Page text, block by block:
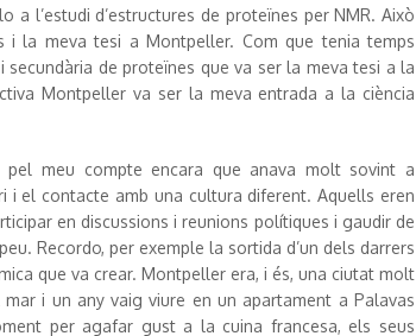
l’estudi d’estructures de proteïnes per NMR. Això
i la meva tesi a Montpeller. Com que tenia temps
de proteïnes que va ser la meva tesi a la
Montpeller va ser la meva entrada a la ciència
meu compte encara que anava molt sovint a
el contacte amb una cultura diferent. Aquells eren
en discussions i reunions polítiques i gaudir de
Recordo, per exemple la sortida d’un dels darrers
que va crear. Montpeller era, i és, una ciutat molt
i un any vaig viure en un apartament a Palavas
per agafar gust a la cuina francesa, els seus